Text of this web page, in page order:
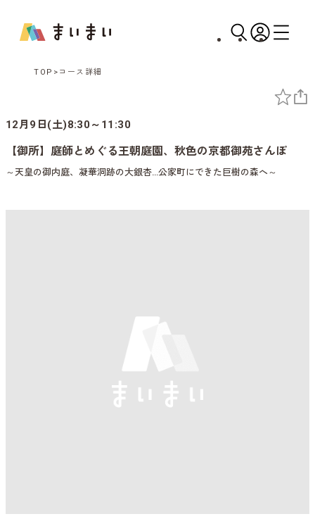
TOP コース詳細
12月9日(土)8:30～11:30
【御所】庭師とめぐる王朝庭園、秋色の京都御苑さんぽ
～天皇の御内庭、凝華洞跡の大銀杏…公家町にできた巨樹の森へ～